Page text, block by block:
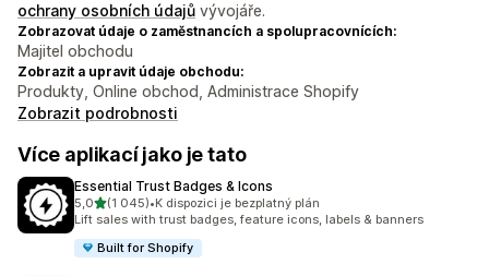
ochrany osobních údajů vývojáře.
Zobrazovat údaje o zaměstnancích a spolupracovnících:
Majitel obchodu
Zobrazit a upravit údaje obchodu:
Produkty, Online obchod, Administrace Shopify
Zobrazit podrobnosti
Více aplikací jako je tato
Essential Trust Badges & Icons
5,0z 5 hvězd
(1 045)
Celkový počet recenzí: 1045
•K dispozici je bezplatný plán
Lift sales with trust badges, feature icons, labels & banners
Built for Shopify